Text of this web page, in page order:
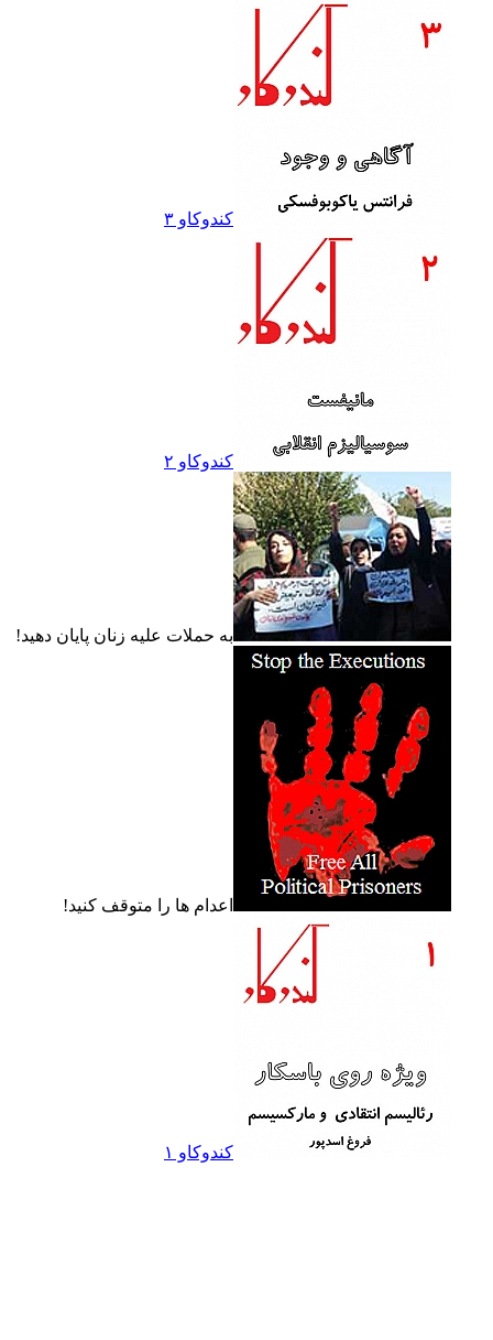
کندوکاو ۳
کندوکاو ۲
به حملات عليه زنان پايان دهيد!
اعدام ها را متوقف کنيد!
کندوکاو ۱